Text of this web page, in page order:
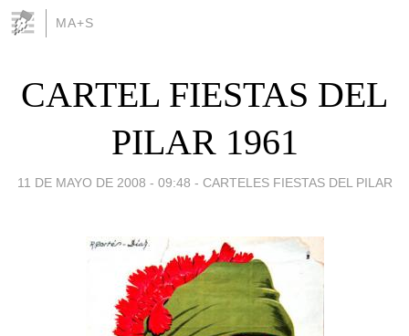
MA+S
CARTEL FIESTAS DEL
PILAR 1961
11 DE MAYO DE 2008 - 09:48 - CARTELES FIESTAS DEL PILAR